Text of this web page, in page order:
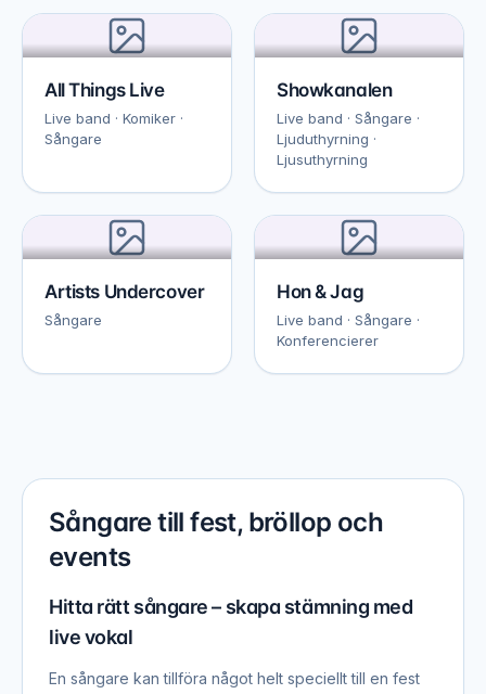
All Things Live
Live band · Komiker ·
Sångare
Showkanalen
Live band · Sångare ·
Ljuduthyrning ·
Ljusuthyrning
Artists Undercover
Sångare
Hon & Jag
Live band · Sångare ·
Konferencierer
Sångare till fest, bröllop och
events
Hitta rätt sångare – skapa stämning med
live vokal
En sångare kan tillföra något helt speciellt till en fest